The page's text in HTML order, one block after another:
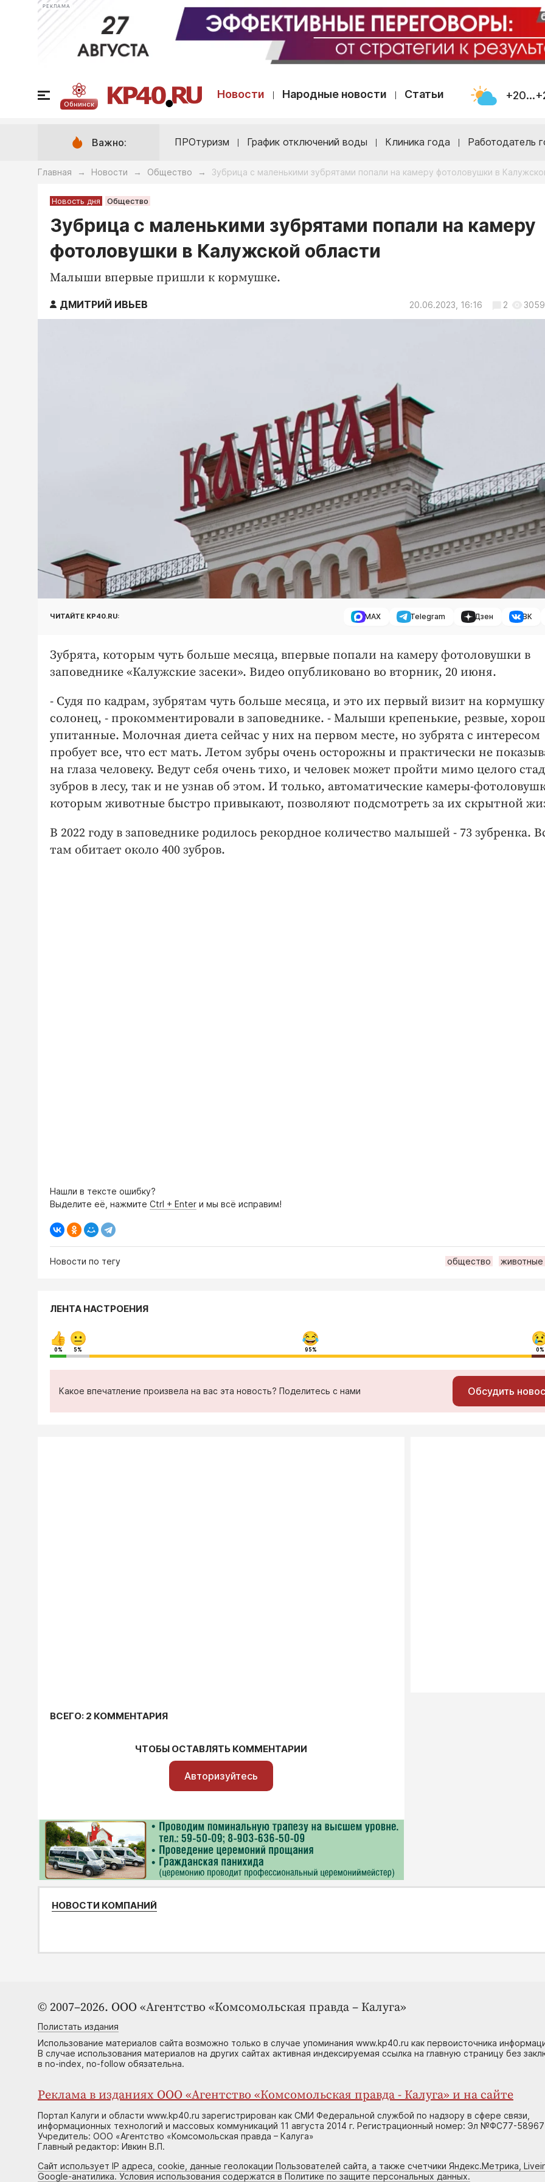
РЕКЛАМА
Обнинск
Новости Народные новости Статьи
Важно: ПРОтуризм График отключений воды Клиника года Работодатель
Главная → Новости → Общество → Зубрица с маленькими зубрятами попали на камеру фотоловушки в
Новость дня Общество
Зубрица с маленькими зубрятами попали на камеру
фотоловушки в Калужской области
Малыши впервые пришли к кормушке.
ДМИТРИЙ ИВЬЕВ 20.06.2023, 16:16 2 3059
ЧИТАЙТЕ KP40.RU: MAX Telegram Дзен ВК
Зубрята, которым чуть больше месяца, впервые попали на камеру фотоловушки в
заповеднике «Калужские засеки». Видео опубликовано во вторник, 20 июня.
- Судя по кадрам, зубрятам чуть больше месяца, и это их первый визит на
солонец, - прокомментировали в заповеднике. - Малыши крепенькие, резвые,
упитанные. Молочная диета сейчас у них на первом месте, но зубрята с интересом
пробует все, что ест мать. Летом зубры очень осторожны и практически не
на глаза человеку. Ведут себя очень тихо, и человек может пройти мимо целого
зубров в лесу, так и не узнав об этом. И только, автоматические камеры-
которым животные быстро привыкают, позволяют подсмотреть за их скрытной
В 2022 году в заповеднике родилось рекордное количество малышей - 73 зубренка.
там обитает около 400 зубров.
Нашли в тексте ошибку?
Выделите её, нажмите Ctrl + Enter и мы всё исправим!
Новости по тегу общество животные
ЛЕНТА НАСТРОЕНИЯ
0% 5% 95% 0%
Какое впечатление произвела на вас эта новость? Поделитесь с нами Обсудить
ВСЕГО: 2 КОММЕНТАРИЯ
ЧТОБЫ ОСТАВЛЯТЬ КОММЕНТАРИИ
Авторизуйтесь
НОВОСТИ КОМПАНИЙ
© 2007–2026. ООО «Агентство «Комсомольская правда – Калуга»
Полистать издания
Использование материалов сайта возможно только в случае упоминания www.kp40.ru как первоисточника
В случае использования материалов на других сайтах активная индексируемая ссылка на главную страницу без
в no-index, no-follow обязательна.
Реклама в изданиях ООО «Агентство «Комсомольская правда - Калуга» и на сайте
Портал Калуги и области www.kp40.ru зарегистрирован как СМИ Федеральной службой по надзору в сфере связи,
информационных технологий и массовых коммуникаций 11 августа 2014 г. Регистрационный номер: Эл №ФС77-58967
Учредитель: ООО «Агентство «Комсомольская правда – Калуга»
Главный редактор: Ивкин В.П.
Сайт использует IP адреса, cookie, данные геолокации Пользователей сайта, а также счетчики Яндекс.Метрика,
Google-анатилика. Условия использования содержатся в Политике по защите персональных данных.